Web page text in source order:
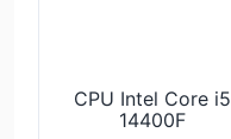
CPU Intel Core i5
14400F